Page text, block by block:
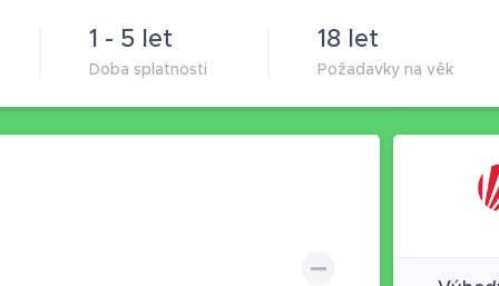
1 - 5 let
Doba splatnosti
18 let
Požadavky na věk